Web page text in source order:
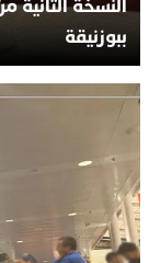
النسخة الثانية
ببوزنيقة